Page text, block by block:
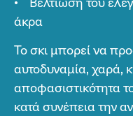
άκρα
Το σκι μπορεί να
αυτοδυναμία, χαρά,
αποφασιστικότητα
κατά συνέπεια την